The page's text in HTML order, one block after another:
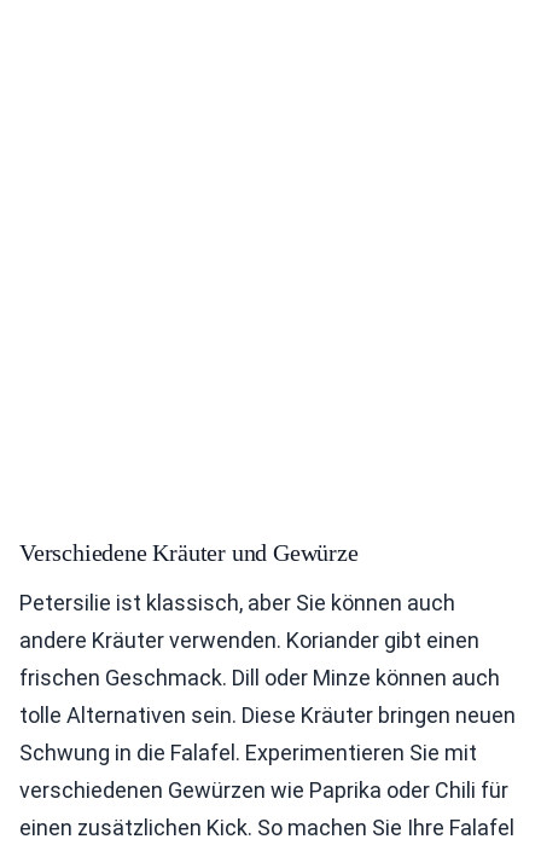
Verschiedene Kräuter und Gewürze
Petersilie ist klassisch, aber Sie können auch
andere Kräuter verwenden. Koriander gibt einen
frischen Geschmack. Dill oder Minze können auch
tolle Alternativen sein. Diese Kräuter bringen neuen
Schwung in die Falafel. Experimentieren Sie mit
verschiedenen Gewürzen wie Paprika oder Chili für
einen zusätzlichen Kick. So machen Sie Ihre Falafel